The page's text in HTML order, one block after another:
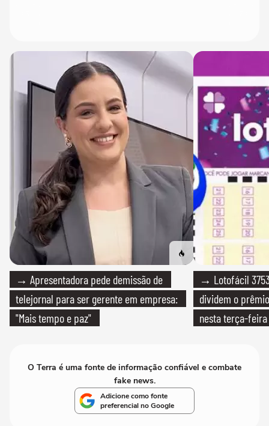
→ Apresentadora pede demissão de
telejornal para ser gerente em empresa:
"Mais tempo e paz"
→ Lotofácil
dividem o
nesta terça-feira
O Terra é uma fonte de informação confiável e combate
fake news.
Adicione como fonte
preferencial no Google